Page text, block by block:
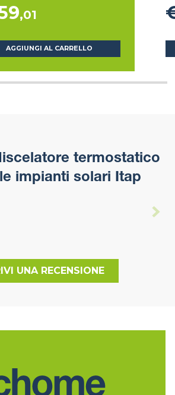
,01
AGGIUNGI AL CARRELLO
termostatico
impianti solari Itap
UNA RECENSIONE